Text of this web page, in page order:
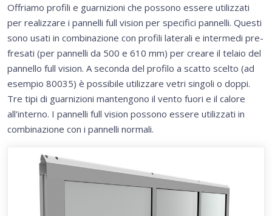
Offriamo profili e guarnizioni che possono essere utilizzati
per realizzare i pannelli full vision per specifici pannelli. Questi
sono usati in combinazione con profili laterali e intermedi pre-
fresati (per pannelli da 500 e 610 mm) per creare il telaio del
pannello full vision. A seconda del profilo a scatto scelto (ad
esempio 80035) è possibile utilizzare vetri singoli o doppi.
Tre tipi di guarnizioni mantengono il vento fuori e il calore
all'interno. I pannelli full vision possono essere utilizzati in
combinazione con i pannelli normali.